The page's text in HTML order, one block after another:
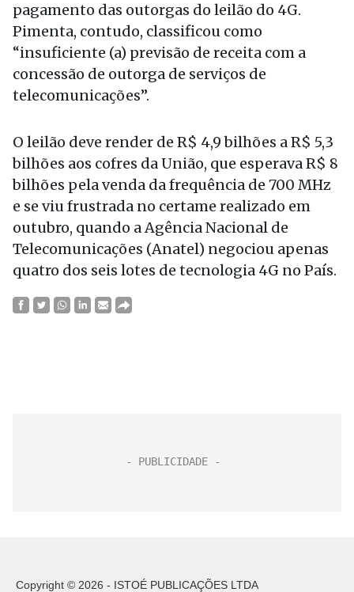
pagamento das outorgas do leilão do 4G.
Pimenta, contudo, classificou como
“insuficiente (a) previsão de receita com a
concessão de outorga de serviços de
telecomunicações”.
O leilão deve render de R$ 4,9 bilhões a R$ 5,3
bilhões aos cofres da União, que esperava R$ 8
bilhões pela venda da frequência de 700 MHz
e se viu frustrada no certame realizado em
outubro, quando a Agência Nacional de
Telecomunicações (Anatel) negociou apenas
quatro dos seis lotes de tecnologia 4G no País.
Copyright © 2026 - ISTOÉ PUBLICAÇÕES LTDA